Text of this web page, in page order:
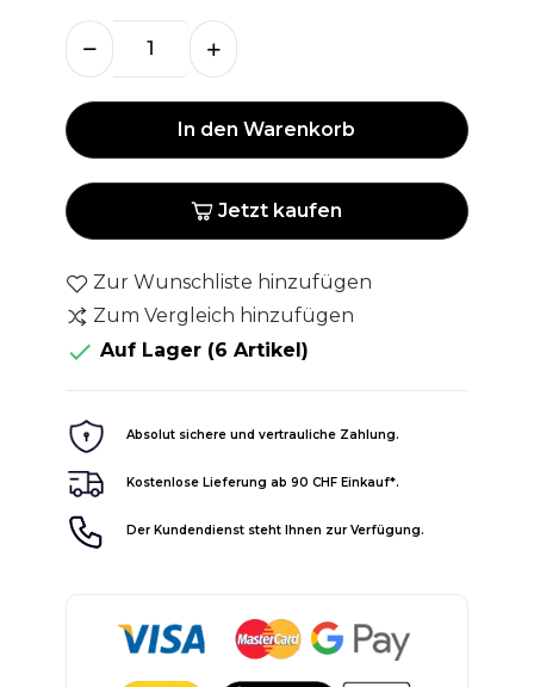
In den Warenkorb
Jetzt kaufen
Zur Wunschliste hinzufügen
Zum Vergleich hinzufügen
 Auf Lager (6 Artikel)
Absolut sichere und vertrauliche Zahlung.
Kostenlose Lieferung ab 90 CHF Einkauf*.
Der Kundendienst steht Ihnen zur Verfügung.